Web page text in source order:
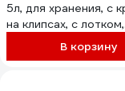
5л, для хранения, с
на клипсах, с лотком,
натуральный 38111
В корзину